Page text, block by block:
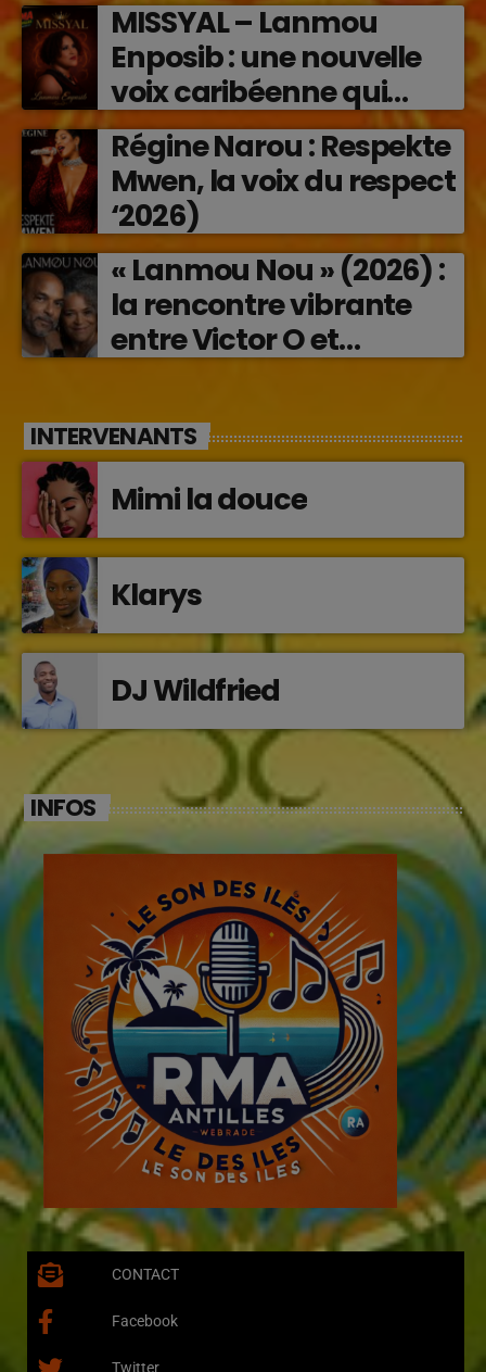
MISSYAL – Lanmou
Enposib : une nouvelle
voix caribéenne qui
transforme les émotions
en musique (2026)
Régine Narou : Respekte
Mwen, la voix du respect
‘2026)
« Lanmou Nou » (2026) :
la rencontre vibrante
entre Victor O et
INTERVENANTS
Mimi la douce
Klarys
DJ Wildfried
INFOS
CONTACT
Facebook
Twitter